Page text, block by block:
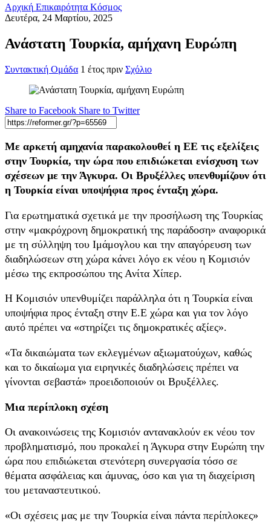
Αρχική Επικαιρότητα Κόσμος
Δευτέρα, 24 Μαρτίου, 2025
Ανάστατη Τουρκία, αμήχανη Ευρώπη
Συντακτική Ομάδα 1 έτος πριν Σχόλιο
Share to Facebook Share to Twitter
Με αρκετή αμηχανία παρακολουθεί η ΕΕ τις εξελίξεις
στην Τουρκία, την ώρα που επιδιώκεται ενίσχυση των
σχέσεων με την Άγκυρα. Οι Βρυξέλλες υπενθυμίζουν ότι
η Τουρκία είναι υποψήφια προς ένταξη χώρα.
Για ερωτηματικά σχετικά με την προσήλωση της Τουρκίας
στην «μακρόχρονη δημοκρατική της παράδοση» αναφορικά
με τη σύλληψη του Ιμάμογλου και την απαγόρευση των
διαδηλώσεων στη χώρα κάνει λόγο εκ νέου η Κομισιόν
μέσω της εκπροσώπου της Ανίτα Χίπερ.
Η Κομισιόν υπενθυμίζει παράλληλα ότι η Τουρκία είναι
υποψήφια προς ένταξη στην Ε.Ε χώρα και για τον λόγο
αυτό πρέπει να «στηρίζει τις δημοκρατικές αξίες».
«Τα δικαιώματα των εκλεγμένων αξιωματούχων, καθώς
και το δικαίωμα για ειρηνικές διαδηλώσεις πρέπει να
γίνονται σεβαστά» προειδοποιούν οι Βρυξέλλες.
Mια περίπλοκη σχέση
Οι ανακοινώσεις της Κομισιόν αντανακλούν εκ νέου τον
προβληματισμό, που προκαλεί η Άγκυρα στην Ευρώπη την
ώρα που επιδιώκεται στενότερη συνεργασία τόσο σε
θέματα ασφάλειας και άμυνας, όσο και για τη διαχείριση
του μεταναστευτικού.
«Οι σχέσεις μας με την Τουρκία είναι πάντα περίπλοκες»